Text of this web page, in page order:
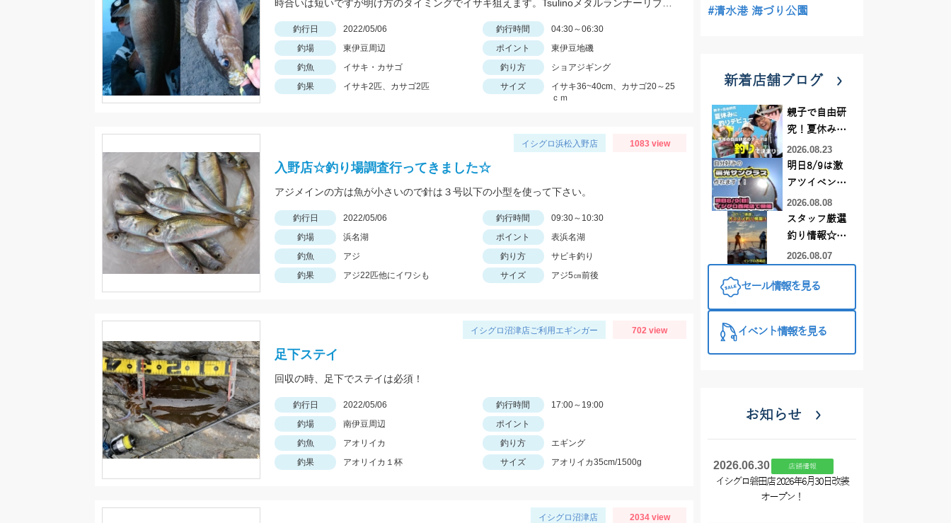
釣行日 2022/05/06 釣行時間
04:30～06:30
釣場
東伊豆周辺 ポイント
東伊豆地磯
釣魚
イサキ・カサゴ 釣り方
ショアジギング
釣果
イサキ2匹、カサゴ2匹 サイズ
イサキ36~40cm、カサゴ20～25
ｃｍ
イシグロ浜松入野店 1083 view
入野店☆釣り場調査行ってきました☆
アジメインの方は魚が小さいので針は３号以下の小型を使って下さい。
釣行日 2022/05/06 釣行時間
09:30～10:30
釣場
浜名湖 ポイント
表浜名湖
釣魚
アジ 釣り方
サビキ釣り
釣果
アジ22匹他にイワシも サイズ アジ5㎝前後
イシグロ沼津店ご利用エギンガー 702 view
足下ステイ
回収の時、足下でステイは必須！
釣行日 2022/05/06 釣行時間
17:00～19:00
釣場
南伊豆周辺
ポイント
釣魚
アオリイカ 釣り方
エギング
釣果
アオリイカ１杯 サイズ アオリイカ35cm/1500g
イシグロ沼津店 2034 view
#清水港 海づり公園
新着店舗ブログ
親子で自由研
究！夏休みに
釣りデビュー
2026.08.23
明日8/9は激
アツイベント
日！！！～オ
ーダー偏光グ
ラス受注会～
2026.08.08
スタッフ厳選
釣り情報☆彡
連休は何釣り
♪【イシグロ
2026.08.07
セール情報を見る
イベント情報を見る
お知らせ
2026.06.30 店舗情報
イシグロ磐田店 2026年6月30日改装
オープン！